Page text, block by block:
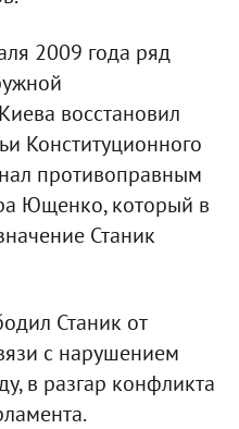
2009 года ряд
восстановил
Конституционного
противоправным
Ющенко, который в
Станик
Станик от
с нарушением
в разгар конфликта